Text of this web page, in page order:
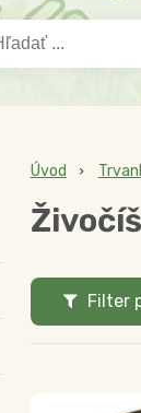
Úvod
Filter